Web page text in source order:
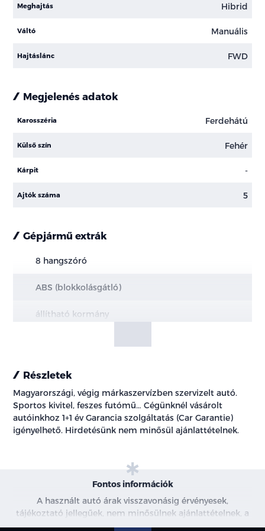
Meghajtás Hibrid
Váltó Manuális
Hajtáslánc FWD
Megjelenés adatok
Karosszéria Ferdehátú
Külső szín Fehér
Kárpit -
Ajtók száma 5
Gépjármű extrák
8 hangszóró
ABS (blokkolásgátló)
állítható kormány
ASR (kipörgésgátló)
automata fényszórókapcsolás
automatikusan sötétedő belső tükör
bluetooth-os kihangosító
centrálzár
Részletek
Magyarországi, végig márkaszervízben szervizelt autó.
Sportos kivitel, feszes futómű… Cégünknél vásárolt
autóinkhoz 1+1 év Garancia szolgáltatás (Car Garantie)
igényelhető. Hirdetésünk nem minősül ajánlattételnek.
Fontos információk
A használt autó árak visszavonásig érvényesek,
tájékoztató jellegűek, nem minősülnek ajánlattételnek, a
képek csak illusztrációk. További információkért kérjen